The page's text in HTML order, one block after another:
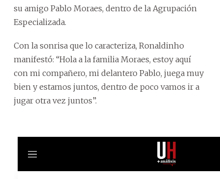
su amigo Pablo Moraes, dentro de la Agrupación
Especializada.
Con la sonrisa que lo caracteriza, Ronaldinho
manifestó: “Hola a la familia Moraes, estoy aquí
con mi compañero, mi delantero Pablo, juega muy
bien y estamos juntos, dentro de poco vamos ir a
jugar otra vez juntos”.